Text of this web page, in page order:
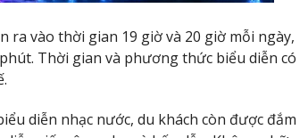
vào thời gian 19 giờ và 20 giờ mỗi ngày,
Thời gian và phương thức biểu diễn có
diễn nhạc nước, du khách còn được đắm